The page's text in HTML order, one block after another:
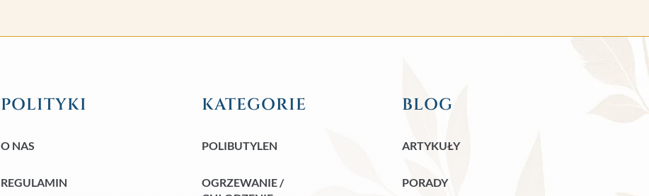
POLITYKI
O NAS
REGULAMIN
KATEGORIE
POLIBUTYLEN
OGRZEWANIE /
BLOG
ARTYKUŁY
PORADY